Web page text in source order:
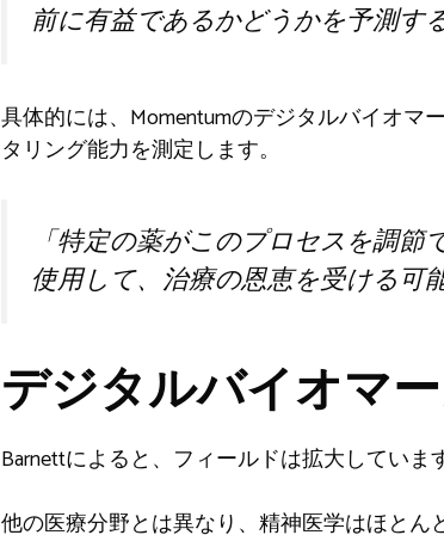
前に有益であるかどうかを予測す
具体的には、Momentumのデジタルバイオ
タリング能力を測定します。
「特定の薬がこのプロセスを調
使用して、治療の恩恵を受ける可
デジタルバイオマ
Barnettによると、フィールドは拡大していま
他の医療分野とは異なり、精神医学はほと